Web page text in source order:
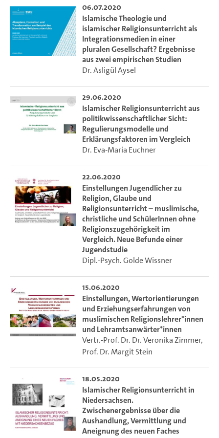
unterschiedlichen Modelle der Bundesländer zu erklären?
Welche Rolle spielt der IRU als Teil einer Islampolitik und für
Integration?
Die Ringvorlesung bietet hierzu ein Kaleidoskop der
Forschung und gibt einen Überblick zum aktuellen
der Thematik sensibilisieren und die interdisziplinäre und
öffentliche Diskussion anregen. Nach ersten
Einführungsvorträgen zu den Hintergründen des IRU
werden exemplarisch aktuelle Forschungen zum IRU in
einzelnen Bundesländern sowie anschließend zu zentralen
Wissenschaftler*innen aus Theologie, Religionspädagogik,
Islamwissenschaft, Erziehungswissenschaft,
Politikwissenschaft, Soziologie u.a.
Die Ringvorlesung wird gefördert von der Udo Keller
Stiftung Forum Humanum.
06.07.2020
Islamische Theologie und
islamischer Religionsunterricht als
Integrationsmedien in einer
pluralen Gesellschaft? Ergebnisse
aus zwei empirischen Studien
Dr. Asligül Aysel
29.06.2020
Islamischer Religionsunterricht aus
politikwissenschaftlicher Sicht:
Regulierungsmodelle und
Erklärungsfaktoren im Vergleich
Dr. Eva-Maria Euchner
22.06.2020
Einstellungen Jugendlicher zu
Religion, Glaube und
Religionsunterricht – muslimische,
christliche und SchülerInnen ohne
Religionszugehörigkeit im
Vergleich. Neue Befunde einer
Jugendstudie
Dipl.-Psych. Golde Wissner
15.06.2020
Einstellungen, Wertorientierungen
und Erziehungserfahrungen von
muslimischen Religionslehrer*innen
und Lehramtsanwärter*innen
Vertr.-Prof. Dr. Dr. Veronika Zimmer,
Prof. Dr. Margit Stein
18.05.2020
Islamischer Religionsunterricht in
Niedersachsen.
Zwischenergebnisse über die
Aushandlung, Vermittlung und
Aneignung des neuen Faches